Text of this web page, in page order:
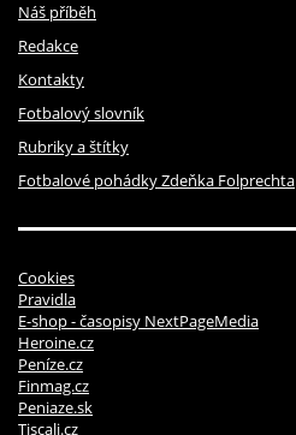
Náš příběh
Redakce
Kontakty
Fotbalový slovník
Rubriky a štítky
Fotbalové pohádky Zdeňka Folprechta
Cookies
Pravidla
E-shop - časopisy NextPageMedia
Heroine.cz
Peníze.cz
Finmag.cz
Peniaze.sk
Tiscali.cz